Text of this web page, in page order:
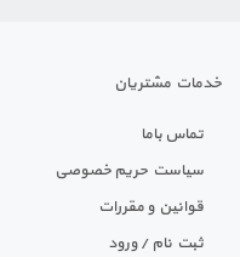
خدمات مشتریان
تماس باما
سیاست حریم خصوصی
قوانین و مقررات
ثبت نام / ورود